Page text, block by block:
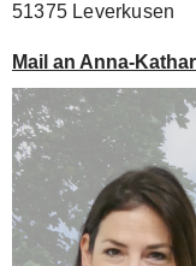
Offene Altenhilfe
Fachdienstleitung
Kinder,
Soziale und
51375 Leverkusen
Mail an Anna-